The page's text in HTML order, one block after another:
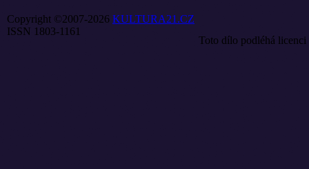
Copyright ©2007-2026 KULTURA21.CZ
ISSN 1803-1161
Toto dílo podléhá licenci